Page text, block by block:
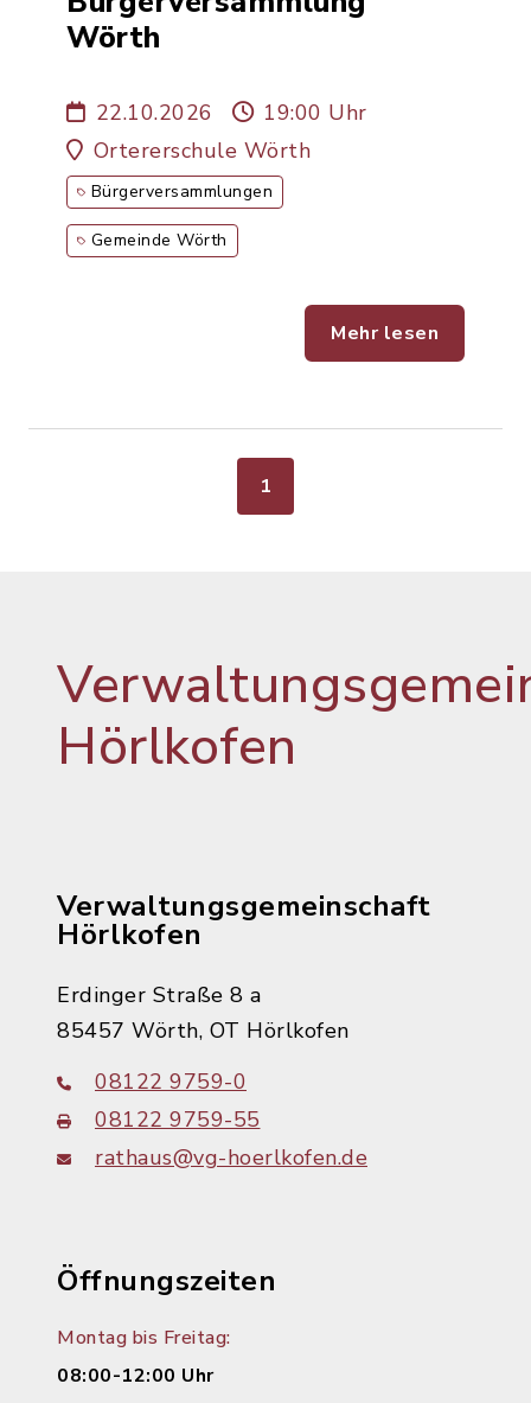
Wörth
22.10.2026
19:00 Uhr
Ortererschule Wörth
Bürgerversammlungen
Gemeinde Wörth
Mehr lesen
1
Hörlkofen
Verwaltungsgemeinschaft
Hörlkofen
Erdinger Straße 8 a
85457 Wörth, OT Hörlkofen
08122 9759-0
08122 9759-55
rathaus@vg-hoerlkofen.de
Öffnungszeiten
Montag bis Freitag:
08:00-12:00 Uhr